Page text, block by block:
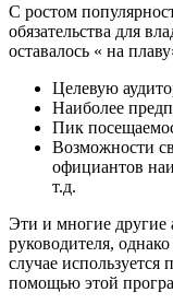
С ростом
обязательства для
оставалось « на
Целевую
Наиболее
Пик
Возможности
официантов
т.д.
Эти и многие другие
руководителя,
случае
помощью этой